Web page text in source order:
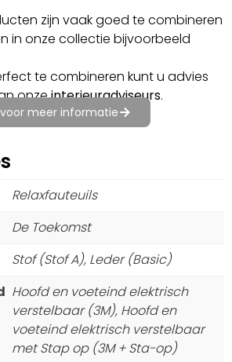
zijn vaak goed te combineren
in onze collectie bijvoorbeeld
te combineren kunt u advies
onzeinterieuradviseurs.
meer informatie
Relaxfauteuils
De Toekomst
Stof (Stof A), Leder (Basic)
Hoofd en voeteind elektrisch
verstelbaar (3M), Hoofd en
voeteind elektrisch verstelbaar
met Stap op (3M + Sta-op)